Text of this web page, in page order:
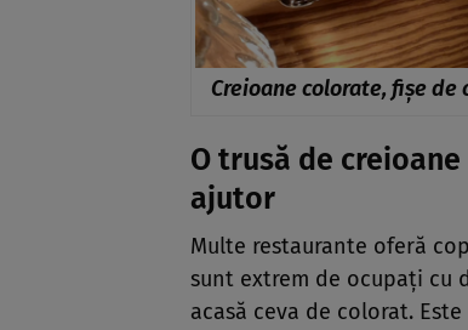
Creioane colorate, fișe
O trusă de
ajutor
Multe restaurante oferă
sunt extrem de ocupați cu
acasă ceva de colorat.